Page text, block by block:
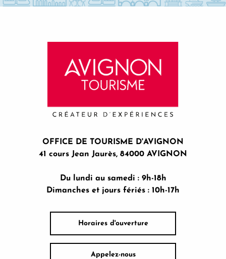
OFFICE DE TOURISME D'AVIGNON
41 cours Jean Jaurès, 84000 AVIGNON
Du lundi au samedi : 9h-18h
Dimanches et jours fériés : 10h-17h
Horaires d'ouverture
Appelez-nous